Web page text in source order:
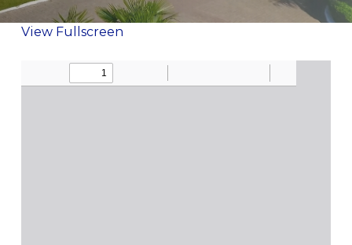
View Fullscreen